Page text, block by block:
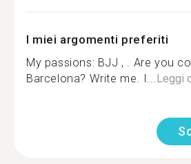
I miei argomenti preferiti
My passions: BJJ , . Are you
Barcelona? Write me. I...Leggi